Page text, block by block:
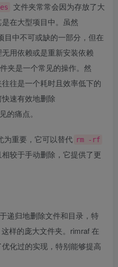
文件夹常常会因为存放了大
在大型项目中。虽然
目中不可或缺的一部分，但在
用依赖或是重新安装依赖
夹是一个常见的操作。然
往是一个耗时且效率低下的
速有效地删除
的痛点。
为重要，它可以替代 rm -rf
较于手动删除，它提供了更
递归地删除文件和目录，特
样的庞大文件夹。rimraf 在
化过的实现，特别能够提高